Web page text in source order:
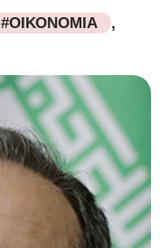
#ΟΙΚΟΝΟΜΙΑ
,